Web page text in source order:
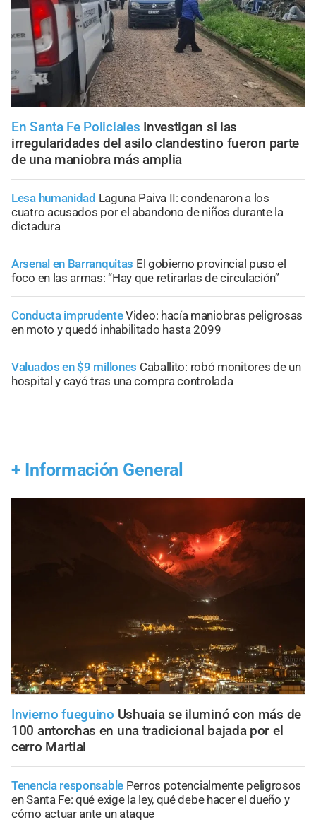
En Santa Fe Policiales Investigan si las
irregularidades del asilo clandestino fueron parte
de una maniobra más amplia
Lesa humanidad Laguna Paiva II: condenaron a los
cuatro acusados por el abandono de niños durante la
dictadura
Arsenal en Barranquitas El gobierno provincial puso el
foco en las armas: “Hay que retirarlas de circulación”
Conducta imprudenteVideo: hacía maniobras peligrosas
en moto y quedó inhabilitado hasta 2099
Valuados en $9 millones Caballito: robó monitores de un
hospital y cayó tras una compra controlada
+ Información General
Invierno fueguino Ushuaia se iluminó con más de
100 antorchas en una tradicional bajada por el
cerro Martial
Tenencia responsable Perros potencialmente peligrosos
en Santa Fe: qué exige la ley, qué debe hacer el dueño y
cómo actuar ante un ataque